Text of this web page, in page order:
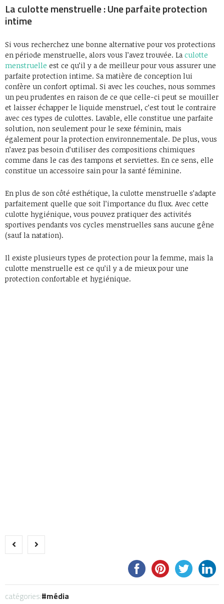
La culotte menstruelle : Une parfaite protection
intime
Si vous recherchez une bonne alternative pour vos protections
en période menstruelle, alors vous l’avez trouvée. La culotte
menstruelle est ce qu’il y a de meilleur pour vous assurer une
parfaite protection intime. Sa matière de conception lui
confère un confort optimal. Si avec les couches, nous sommes
un peu prudentes en raison de ce que celle-ci peut se mouiller
et laisser échapper le liquide menstruel, c’est tout le contraire
avec ces types de culottes. Lavable, elle constitue une parfaite
solution, non seulement pour le sexe féminin, mais
également pour la protection environnementale. De plus, vous
n’avez pas besoin d’utiliser des compositions chimiques
comme dans le cas des tampons et serviettes. En ce sens, elle
constitue un accessoire sain pour la santé féminine.
En plus de son côté esthétique, la culotte menstruelle s’adapte
parfaitement quelle que soit l’importance du flux. Avec cette
culotte hygiénique, vous pouvez pratiquer des activités
sportives pendants vos cycles menstruelles sans aucune gêne
(sauf la natation).
Il existe plusieurs types de protection pour la femme, mais la
culotte menstruelle est ce qu’il y a de mieux pour une
protection confortable et hygiénique.
catégories: média